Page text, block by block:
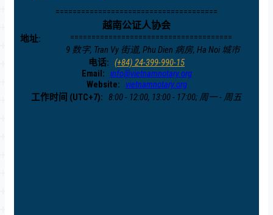
======================================
越南公证人协会
======================================
地址:
9 数字, Tran Vy 街道, Phu Dien 病房, Ha Noi 城市
电话: (+84) 24-399-990-15
Email: info@vietnamnotary.org
Website:
vietnamnotary.org
工作时间 (UTC+7): 8:00 - 12:00, 13:00 - 17:00; 周一 - 周五